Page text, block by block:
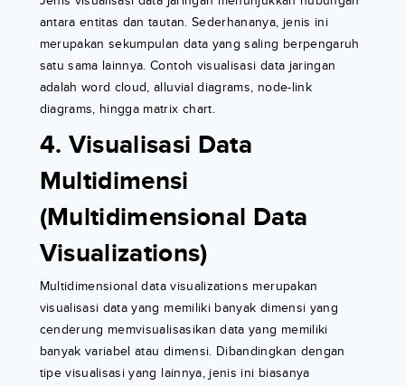
antara entitas dan tautan. Sederhananya, jenis ini
merupakan sekumpulan data yang saling berpengaruh
satu sama lainnya. Contoh visualisasi data jaringan
adalah word cloud, alluvial diagrams, node-link
diagrams, hingga matrix chart.
4. Visualisasi Data
Multidimensi
(Multidimensional Data
Visualizations)
Multidimensional data visualizations merupakan
visualisasi data yang memiliki banyak dimensi yang
cenderung memvisualisasikan data yang memiliki
banyak variabel atau dimensi. Dibandingkan dengan
tipe visualisasi yang lainnya, jenis ini biasanya